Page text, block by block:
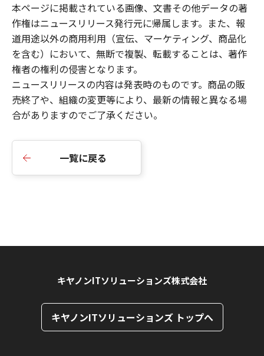
本ページに掲載されている画像、文書その他データの著
作権はニュースリリース発行元に帰属します。また、報
道用途以外の商用利用（宣伝、マーケティング、商品化
を含む）において、無断で複製、転載することは、著作
権者の権利の侵害となります。
ニュースリリースの内容は発表時のものです。商品の販
売終了や、組織の変更等により、最新の情報と異なる場
合がありますのでご了承ください。
一覧に戻る
キヤノンITソリューションズ株式会社
キヤノンITソリューションズ トップへ